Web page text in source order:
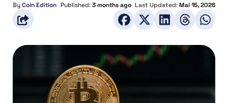
ByCoin Edition Published:3 months ago Last Updated:Mai 15, 2026